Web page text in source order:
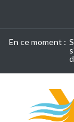
En ce moment :